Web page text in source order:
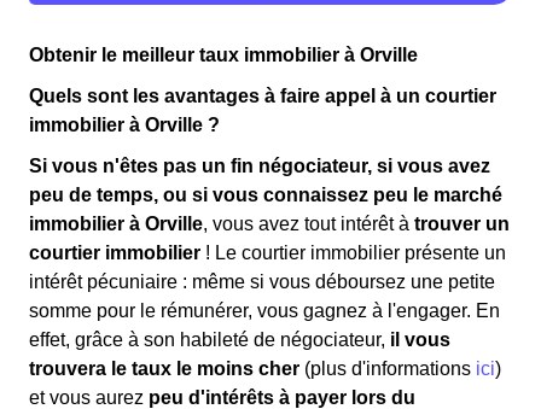
Obtenir le meilleur taux immobilier à Orville
Quels sont les avantages à faire appel à un courtier
immobilier à Orville ?
Si vous n'êtes pas un fin négociateur, si vous avez
peu de temps, ou si vous connaissez peu le marché
immobilier à Orville, vous avez tout intérêt à trouver un
courtier immobilier ! Le courtier immobilier présente un
intérêt pécuniaire : même si vous déboursez une petite
somme pour le rémunérer, vous gagnez à l'engager. En
effet, grâce à son habileté de négociateur, il vous
trouvera le taux le moins cher (plus d'informations ici)
et vous aurez peu d'intérêts à payer lors du